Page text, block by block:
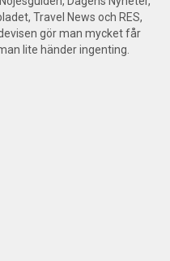
Travel News och RES,
gör man mycket får
lite händer ingenting.